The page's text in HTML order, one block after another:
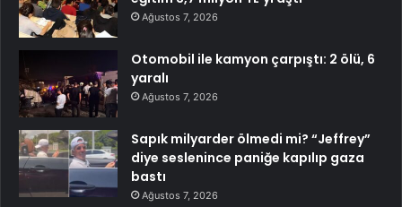
Ağustos 7, 2026
Otomobil ile kamyon çarpıştı: 2 ölü, 6
yaralı
Ağustos 7, 2026
Sapık milyarder ölmedi mi? “Jeffrey”
diye seslenince paniğe kapılıp gaza
bastı
Ağustos 7, 2026